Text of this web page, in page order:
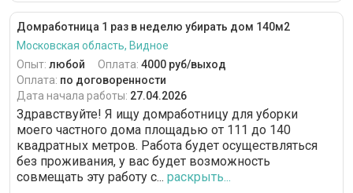
Домработница 1 раз в неделю убирать дом 140м2
Московская область, Видное
Опыт: любой Оплата: 4000 руб/выход
Оплата: по договоренности
Дата начала работы: 27.04.2026
Здравствуйте! Я ищу домработницу для уборки
моего частного дома площадью от 111 до 140
квадратных метров. Работа будет осуществляться
без проживания, у вас будет возможность
совмещать эту работу с... раскрыть...